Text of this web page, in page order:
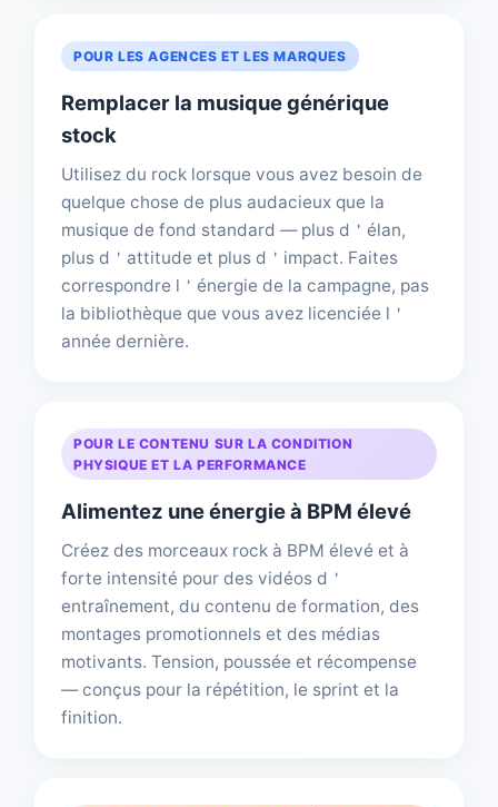
POUR LES AGENCES ET LES MARQUES
Remplacer la musique générique
stock
Utilisez du rock lorsque vous avez besoin de
quelque chose de plus audacieux que la
musique de fond standard — plus d＇élan,
plus d＇attitude et plus d＇impact. Faites
correspondre l＇énergie de la campagne, pas
la bibliothèque que vous avez licenciée l＇
année dernière.
POUR LE CONTENU SUR LA CONDITION
PHYSIQUE ET LA PERFORMANCE
Alimentez une énergie à BPM élevé
Créez des morceaux rock à BPM élevé et à
forte intensité pour des vidéos d＇
entraînement, du contenu de formation, des
montages promotionnels et des médias
motivants. Tension, poussée et récompense
— conçus pour la répétition, le sprint et la
finition.